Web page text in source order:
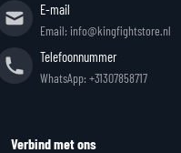
E-mail
Email: info@kingfightstore.nl
Telefoonnummer
WhatsApp: +31307858717
Verbind met ons